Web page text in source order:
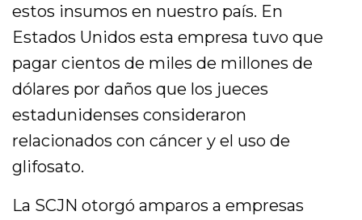
estos insumos en nuestro país. En
Estados Unidos esta empresa tuvo que
pagar cientos de miles de millones de
dólares por daños que los jueces
estadunidenses consideraron
relacionados con cáncer y el uso de
glifosato.
La SCJN otorgó amparos a empresas